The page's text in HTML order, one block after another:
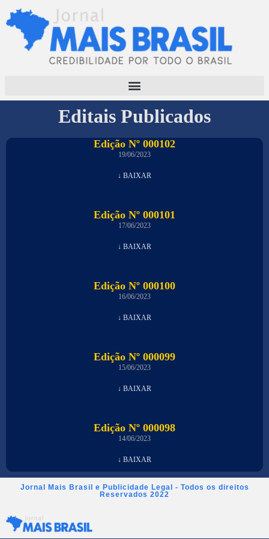
Editais Publicados
Edição Nº 000102
19/06/2023
↓ BAIXAR
Edição Nº 000101
17/06/2023
↓ BAIXAR
Edição Nº 000100
16/06/2023
↓ BAIXAR
Edição Nº 000099
15/06/2023
↓ BAIXAR
Edição Nº 000098
14/06/2023
↓ BAIXAR
Jornal Mais Brasil e Publicidade Legal - Todos os direitos
Reservados 2022